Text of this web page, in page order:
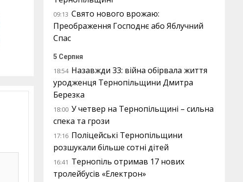
09:13 Свято нового врожаю:
Преображення Господнє або Яблучний
Спас
5 Серпня
18:54 Назавжди 33: війна обірвала життя
уродженця Тернопільщини Дмитра
Березка
18:00 У четвер на Тернопільщині – сильна
спека та грози
17:16 Поліцейські Тернопільщини
розшукали більше сотні дітей
16:41 Тернопіль отримав 17 нових
тролейбусів «Електрон»